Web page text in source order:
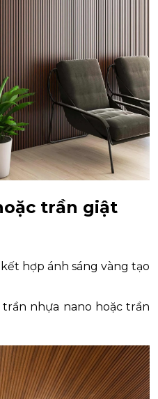
trần giật
hợp ánh sáng vàng tạo
nhựa nano hoặc trần